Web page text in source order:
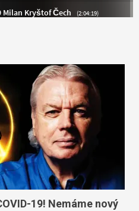
19! Nemáme nový